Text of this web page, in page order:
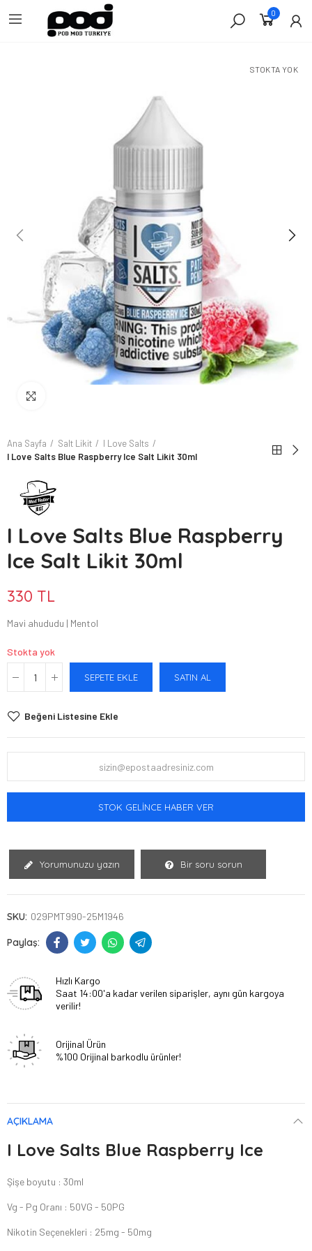
0
STOKTA YOK
Ana Sayfa Salt Likit
I Love Salts
I Love Salts Blue Raspberry Ice Salt Likit 30ml
I Love Salts Blue Raspberry
Ice Salt Likit 30ml
330 TL
Mavi ahududu | Mentol
Stokta yok
SEPETE EKLE SATIN AL
Beğeni Listesine Ekle
STOK GELINCE HABER VER
Yorumunuzu yazın Bir soru sorun
SKU: 029PMT990-25M1946
Hızlı Kargo
Saat 14:00'a kadar verilen siparişler, aynı gün kargoya
verilir!
Orijinal Ürün
%100 Orijinal barkodlu ürünler!
AÇIKLAMA
I Love Salts Blue Raspberry Ice
Şişe boyutu : 30ml
Vg - Pg Oranı : 50VG - 50PG
Nikotin Seçenekleri : 25mg - 50mg